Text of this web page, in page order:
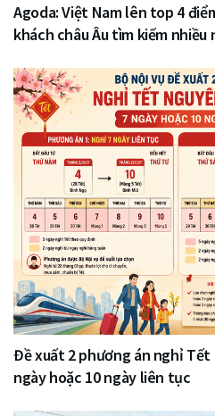
Agoda: Việt Nam lên top 4
khách châu Âu tìm kiếm nhiều
Đề xuất 2 phương án nghỉ Tết
ngày hoặc 10 ngày liên tục